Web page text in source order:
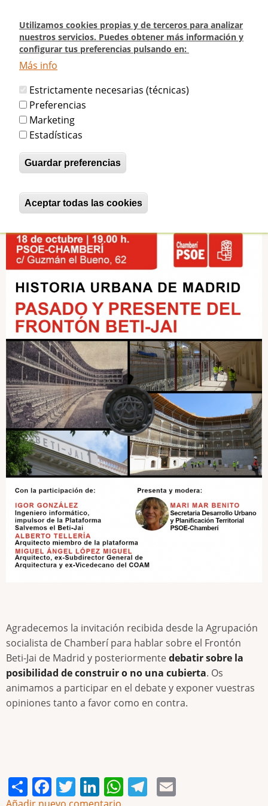
Utilizamos cookies propias y de terceros para analizar
nuestros servicios. Puedes obtener más información y
configurar tus preferencias pulsando en:
Más info
Estrictamente necesarias (técnicas)
Preferencias
Marketing
Estadísticas
Guardar preferencias
Aceptar todas las cookies
Revocar consentimiento
contenido
principal
Inicio
DEBATE: Pasado y presente del
Frontón Beti-Jai de Madrid (18/10 -
19:00)
betijaimadrid Mar, 09/10/2018 - 23:02
Agradecemos la invitación recibida desde la Agrupación
socialista de Chamberí para hablar sobre el Frontón
Beti-Jai de Madrid y posteriormentedebatir sobre la
posibilidad de construir o no una cubierta. Os
animamos a participar en el debate y exponer vuestras
opiniones tanto a favor como en contra.
ShareFacebook
Twitter
LinkedIn
WhatsApp
Telegram
Añadir nuevo comentario